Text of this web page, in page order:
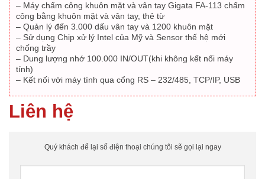
– Máy chấm công khuôn mặt và vân tay Gigata FA-113 chấm
công bằng khuôn mặt và vân tay, thẻ từ
– Quản lý đến 3.000 dấu vân tay và 1200 khuôn mặt
– Sử dụng Chip xử lý Intel của Mỹ và Sensor thế hệ mới
chống trầy
– Dung lượng nhớ 100.000 IN/OUT(khi không kết nối máy
tính)
– Kết nối với máy tính qua cổng RS – 232/485, TCP/IP, USB
Liên hệ
Quý khách để lại số điện thoại chúng tôi sẽ gọi lại ngay